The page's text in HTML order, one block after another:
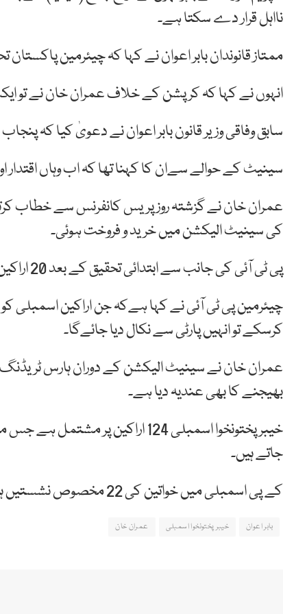
نااہل قرار دے سکتا ہے۔
ممتاز قانوندان بابر اعوان نے کہا کہ چیئرمین
انہوں نے کہا کہ کرپشن کے خلاف عمران خان نے تو
سابق وفاقی وزیر قانون بابر اعوان نے دعویٰ کیا کہ
سینیٹ کے حوالے سےان کا کہنا تھا کہ اب وہاں
عمران خان نے گزشتہ روز پریس کانفرنس سے خطاب
کی سینیٹ الیکشن میں خرید و فروخت ہوئی۔
پی ٹی آئی کی جانب سے ابتدائی تحقیق کے بعد 20 اراکین اسمبلی کو شوکاز(اظہار وجوہ)نوٹسز جاری کئے گئے ہیں۔
چیئرمین پی ٹی آئی نے کہا ہےکہ جن اراکین اسمبلی
کرسکے تو انہیں پارٹی سے نکال دیا جائےگا۔
عمران خان نے سینیٹ الیکشن کے دوران ہارس
بھیجنے کا بھی عندیہ دیا ہے۔
جاتے ہیں۔
کے پی اسمبلی میں خواتین کی 22 مخصوص نشستیں ہیں جبکہ تین نشستیں اقلیتوں کے لئے مختص ہیں۔
بابر اعوان خیبرپختونخوا اسمبلی عمران خان